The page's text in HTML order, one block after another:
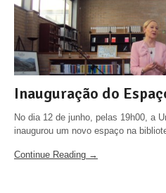
Inauguração do
No dia 12 de junho, pelas 19h00, a
inaugurou um novo espaço na
Continue Reading →